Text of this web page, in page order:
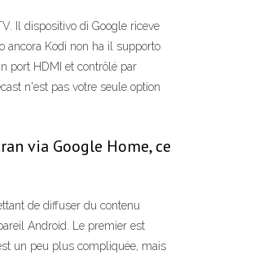
Il dispositivo di Google riceve
ancora Kodi non ha il supporto
port HDMI et contrôlé par
n'est pas votre seule option
via Google Home, ce
de diffuser du contenu
Android. Le premier est
un peu plus compliquée, mais